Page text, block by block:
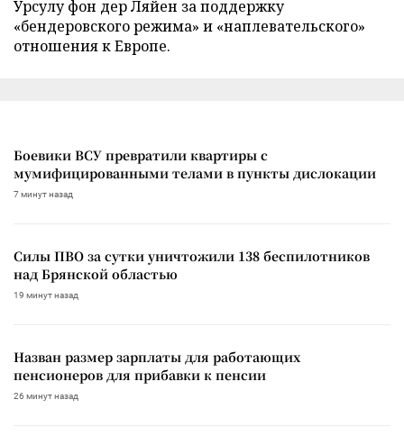
Урсулу фон дер Ляйен за поддержку
«бендеровского режима» и «наплевательского»
отношения к Европе.
Боевики ВСУ превратили квартиры с
мумифицированными телами в пункты дислокации
7 минут назад
Силы ПВО за сутки уничтожили 138 беспилотников
над Брянской областью
19 минут назад
Назван размер зарплаты для работающих
пенсионеров для прибавки к пенсии
26 минут назад